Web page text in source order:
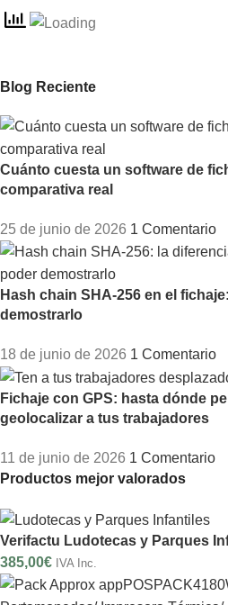
Blog Reciente
Cuánto cuesta un software de
comparativa real
25 de junio de 2026 1 Comentario
Hash chain SHA-256 en el
demostrarlo
18 de junio de 2026 1 Comentario
Fichaje con GPS: hasta dónde
geolocalizar a tus trabajadores
11 de junio de 2026 1 Comentario
Productos mejor valorados
Verifactu Ludotecas y Parques
385,00€ IVA Inc.